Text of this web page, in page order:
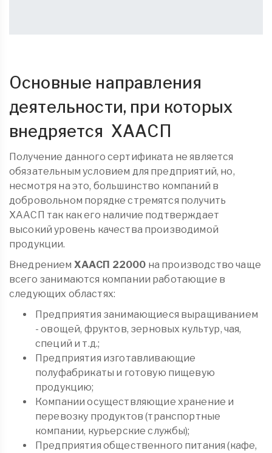
Основные направления
деятельности, при которых
внедряется ХААСП
Получение данного сертификата не является
обязательным условием для предприятий, но,
несмотря на это, большинство компаний в
добровольном порядке стремятся получить
ХААСП так как его наличие подтверждает
высокий уровень качества производимой
продукции.
Внедрением ХААСП 22000 на производство чаще
всего занимаются компании работающие в
следующих областях:
Предприятия занимающиеся выращиванием
- овощей, фруктов, зерновых культур, чая,
специй и т.д.;
Предприятия изготавливающие
полуфабрикаты и готовую пищевую
продукцию;
Компании осуществляющие хранение и
перевозку продуктов (транспортные
компании, курьерские службы);
Предприятия общественного питания (кафе,